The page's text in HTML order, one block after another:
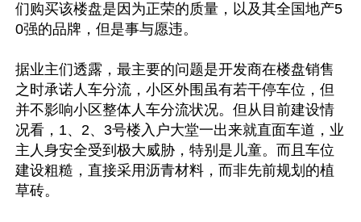
们购买该楼盘是因为正荣的质量，以及其全国地产5
0强的品牌，但是事与愿违。
据业主们透露，最主要的问题是开发商在楼盘销售
之时承诺人车分流，小区外围虽有若干停车位，但
并不影响小区整体人车分流状况。但从目前建设情
况看，1、2、3号楼入户大堂一出来就直面车道，业
主人身安全受到极大威胁，特别是儿童。而且车位
建设粗糙，直接采用沥青材料，而非先前规划的植
草砖。